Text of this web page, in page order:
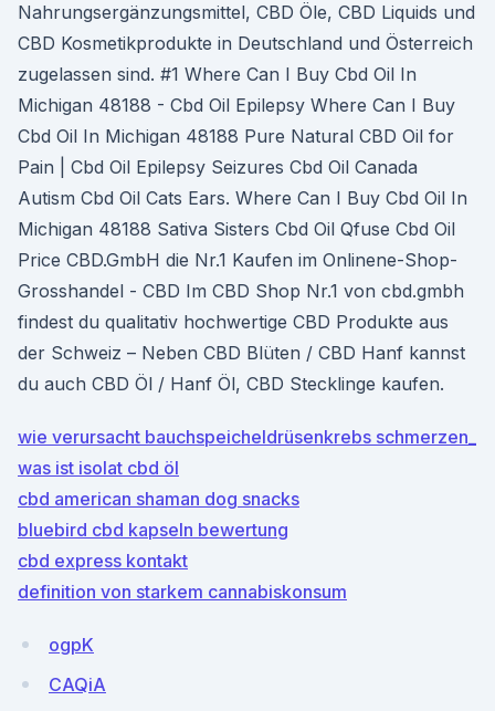
Nahrungsergänzungsmittel, CBD Öle, CBD Liquids und
CBD Kosmetikprodukte in Deutschland und Österreich
zugelassen sind. #1 Where Can I Buy Cbd Oil In
Michigan 48188 - Cbd Oil Epilepsy Where Can I Buy
Cbd Oil In Michigan 48188 Pure Natural CBD Oil for
Pain | Cbd Oil Epilepsy Seizures Cbd Oil Canada
Autism Cbd Oil Cats Ears. Where Can I Buy Cbd Oil In
Michigan 48188 Sativa Sisters Cbd Oil Qfuse Cbd Oil
Price CBD.GmbH die Nr.1 Kaufen im Onlinene-Shop-
Grosshandel - CBD Im CBD Shop Nr.1 von cbd.gmbh
findest du qualitativ hochwertige CBD Produkte aus
der Schweiz – Neben CBD Blüten / CBD Hanf kannst
du auch CBD Öl / Hanf Öl, CBD Stecklinge kaufen.
wie verursacht bauchspeicheldrüsenkrebs schmerzen_
was ist isolat cbd öl
cbd american shaman dog snacks
bluebird cbd kapseln bewertung
cbd express kontakt
definition von starkem cannabiskonsum
ogpK
CAQiA